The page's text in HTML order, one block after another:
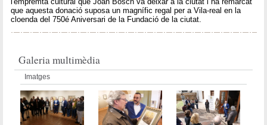
que aquesta donació suposa un magnífic regal per a Vila-real en la
cloenda del 750é Aniversari de la Fundació de la ciutat.
Galeria multimèdia
Imatges